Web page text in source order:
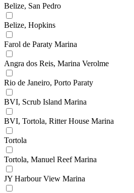
Belize, San Pedro
Belize, Hopkins
Farol de Paraty Marina
Angra dos Reis, Marina Verolme
Rio de Janeiro, Porto Paraty
BVI, Scrub Island Marina
BVI, Tortola, Ritter House Marina
Tortola
Tortola, Manuel Reef Marina
JY Harbour View Marina